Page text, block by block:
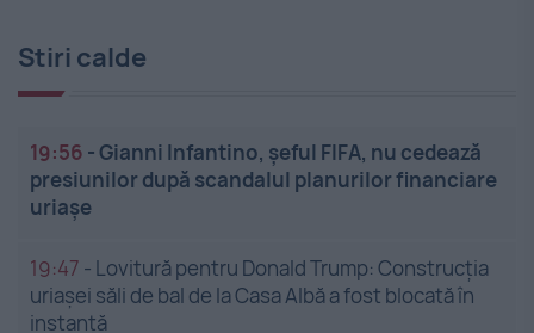
Stiri calde
19:56 -Gianni Infantino, șeful FIFA, nu cedează
presiunilor după scandalul planurilor financiare
uriașe
19:47 - Lovitură pentru Donald Trump: Construcția
uriașei săli de bal de la Casa Albă a fost blocată în
instanță